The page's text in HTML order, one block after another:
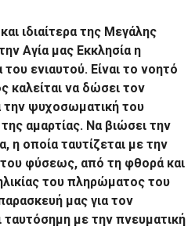
ιδιαίτερα της Μεγάλης
Αγία μας Εκκλησία η
του ενιαυτού. Είναι το νοητό
καλείται να δώσει τον
ψυχοσωματική του
αμαρτίας. Να βιώσει την
η οποία ταυτίζεται με την
φύσεως, από τη φθορά και
του πληρώματος του
μας για τον
ταυτόσημη με την πνευματική